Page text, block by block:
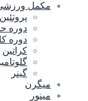
مکمل
دوره
دوره
کراتین
گینر
میگرن
مینور